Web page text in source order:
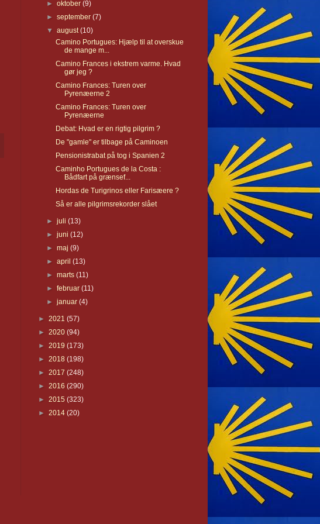
►oktober(9)
►september(7)
▼august(10)
Camino Portugues: Hjælp til at overskue
de mange m...
Camino Frances i ekstrem varme. Hvad
gør jeg ?
Camino Frances: Turen over
Pyrenæerne 2
Camino Frances: Turen over
Pyrenæerne
Debat: Hvad er en rigtig pilgrim ?
De "gamle" er tilbage på Caminoen
Pensionistrabat på tog i Spanien 2
Caminho Portugues de la Costa :
Bådfart på grænsef...
Hordas de Turigrinos eller Farisæere ?
Så er alle pilgrimsrekorder slået
►juli(13)
►juni(12)
►maj(9)
►april(13)
►marts(11)
►februar(11)
►januar(4)
► 2021 (57)
► 2020 (94)
► 2019 (173)
► 2018 (198)
► 2017 (248)
► 2016 (290)
► 2015 (323)
► 2014 (20)